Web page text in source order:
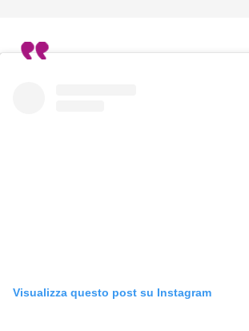
Visualizza questo post su Instagram